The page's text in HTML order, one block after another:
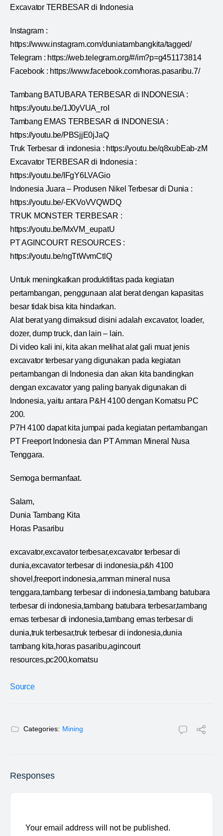
Excavator TERBESAR di Indonesia
Instagram :
https://www.instagram.com/duniatambangkita/tagged/
Telegram : https://web.telegram.org/#/im?p=g451173814
Facebook : https://www.facebook.com/horas.pasaribu.7/
Tambang BATUBARA TERBESAR di INDONESIA :
https://youtu.be/1J0yVUA_roI
Tambang EMAS TERBESAR di INDONESIA :
https://youtu.be/PBSjjE0jJaQ
Truk Terbesar di indonesia : https://youtu.be/q8xubEab-zM
Excavator TERBESAR di Indonesia :
https://youtu.be/IFgY6LVAGio
Indonesia Juara – Produsen Nikel Terbesar di Dunia :
https://youtu.be/-EKVoVVQWDQ
TRUK MONSTER TERBESAR :
https://youtu.be/MxVM_eupatU
PT AGINCOURT RESOURCES :
https://youtu.be/ngTtWvmCtlQ
Untuk meningkatkan produktifitas pada kegiatan
pertambangan, penggunaan alat berat dengan kapasitas
besar tidak bisa kita hindarkan.
Alat berat yang dimaksud disini adalah excavator, loader,
dozer, dump truck, dan lain – lain.
Di video kali ini, kita akan melihat alat gali muat jenis
excavator terbesar yang digunakan pada kegiatan
pertambangan di Indonesia dan akan kita bandingkan
dengan excavator yang paling banyak digunakan di
Indonesia, yaitu antara P&H 4100 dengan Komatsu PC
200.
P7H 4100 dapat kita jumpai pada kegiatan pertambangan
PT Freeport Indonesia dan PT Amman Mineral Nusa
Tenggara.
Semoga bermanfaat.
Salam,
Dunia Tambang Kita
Horas Pasaribu
excavator,excavator terbesar,excavator terbesar di
dunia,excavator terbesar di indonesia,p&h 4100
shovel,freeport indonesia,amman mineral nusa
tenggara,tambang terbesar di indonesia,tambang batubara
terbesar di indonesia,tambang batubara terbesar,tambang
emas terbesar di indonesia,tambang emas terbesar di
dunia,truk terbesar,truk terbesar di indonesia,dunia
tambang kita,horas pasaribu,agincourt
resources,pc200,komatsu
Source
Categories: Mining
Responses
Your email address will not be published.